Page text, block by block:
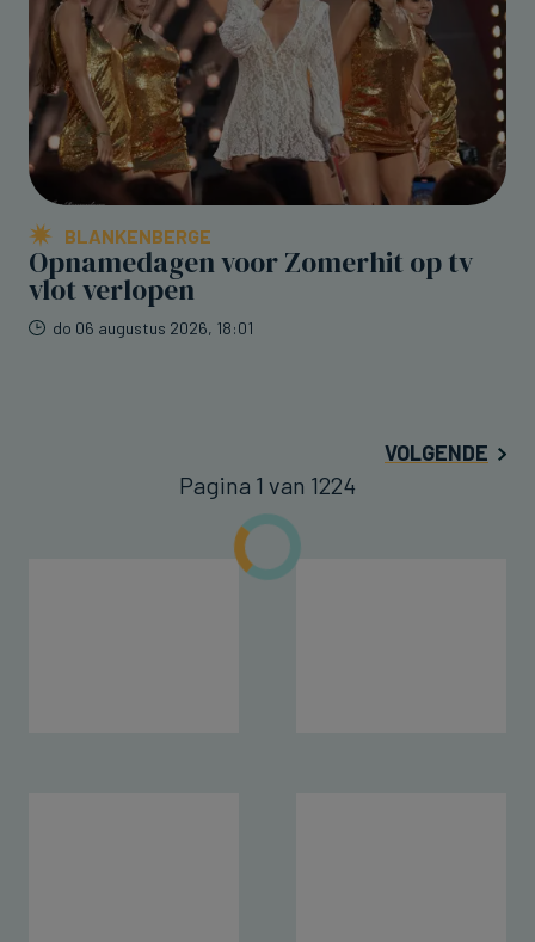
BLANKENBERGE
Opnamedagen voor Zomerhit op tv
vlot verlopen
do 06 augustus 2026, 18:01
VOLGENDE
Pagina 1 van 1224